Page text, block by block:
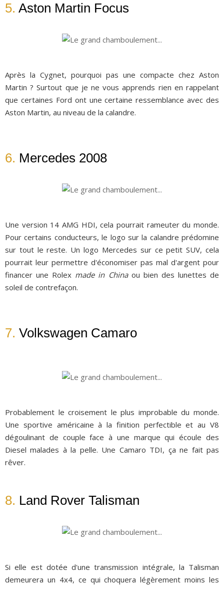
5. Aston Martin Focus
Après la Cygnet, pourquoi pas une compacte chez Aston
Martin ? Surtout que je ne vous apprends rien en rappelant
que certaines Ford ont une certaine ressemblance avec des
Aston Martin, au niveau de la calandre.
6. Mercedes 2008
Une version 14 AMG HDI, cela pourrait rameuter du monde.
Pour certains conducteurs, le logo sur la calandre prédomine
sur tout le reste. Un logo Mercedes sur ce petit SUV, cela
pourrait leur permettre d'économiser pas mal d'argent pour
financer une Rolex made in Chinaou bien des lunettes de
soleil de contrefaçon.
7. Volkswagen Camaro
Probablement le croisement le plus improbable du monde.
Une sportive américaine à la finition perfectible et au V8
dégoulinant de couple face à une marque qui écoule des
Diesel malades à la pelle. Une Camaro TDI, ça ne fait pas
rêver.
8. Land Rover Talisman
Si elle est dotée d'une transmission intégrale, la Talisman
demeurera un 4x4, ce qui choquera légèrement moins les